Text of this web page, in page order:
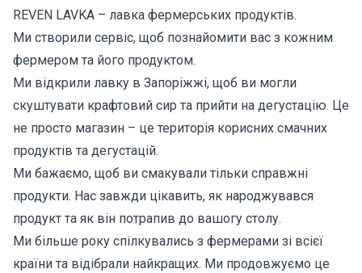
REVEN LAVKA – лавка фермерських продуктів.
Ми створили сервіс, щоб познайомити вас з кожним
фермером та його продуктом.
Ми відкрили лавку в Запоріжжі, щоб ви могли
скуштувати крафтовий сир та прийти на дегустацію. Це
не просто магазин – це територія корисних смачних
продуктів та дегустацій.
Ми бажаємо, щоб ви смакували тільки справжні
продукти. Нас завжди цікавить, як народжувався
продукт та як він потрапив до вашогу столу.
Ми більше року спілкувались з фермерами зі всієї
країни та відібрали найкращих. Ми продовжуємо це